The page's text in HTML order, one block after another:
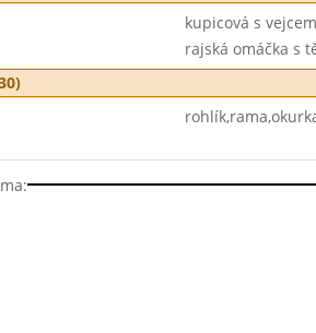
kupicová s vejcem
rajská omáčka s